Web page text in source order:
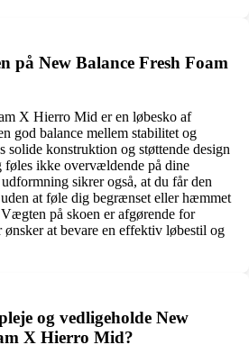
på New Balance Fresh Foam
X Hierro Mid er en løbesko af
god balance mellem stabilitet og
solide konstruktion og støttende design
føles ikke overvældende på dine
sikrer også, at du får den
at føle dig begrænset eller hæmmet
på skoen er afgørende for
ønsker at bevare en effektiv løbestil og
og vedligeholde New
X Hierro Mid?